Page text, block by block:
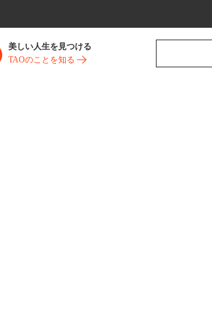
美しい人生を見つける
TAOのことを知る